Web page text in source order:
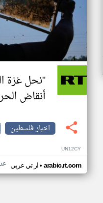
"نحل غزة
أنقاض
اخبار فلسطين
UN12CY
ار تي عربي• arabic.rt.com عدد